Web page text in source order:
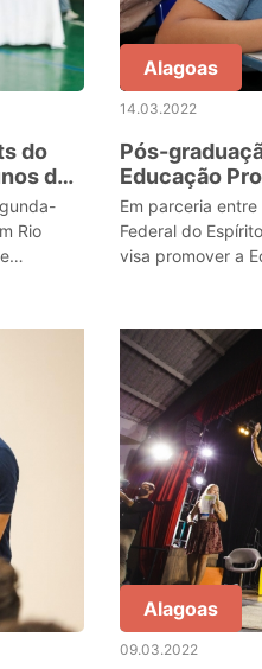
do
da
Rio
Alagoas
14.03.2022
Pós-
Educação
inscrições
(13)
Em parceria
Federal do
visa promover a
Alagoas
09.03.2022